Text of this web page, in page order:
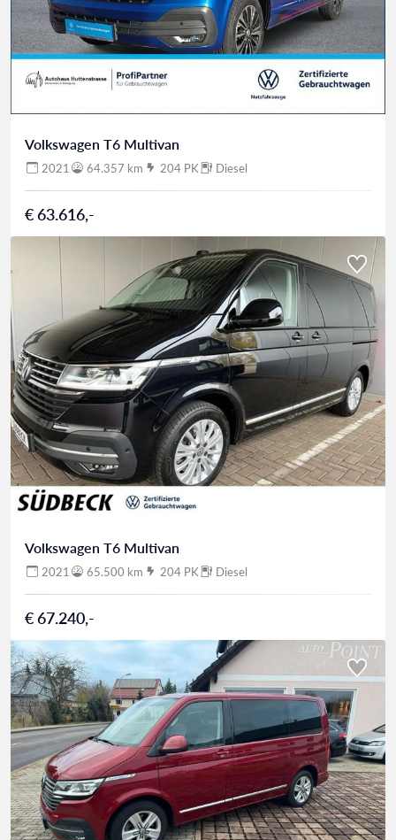
Volkswagen T6 Multivan
2021 64.357 km 204 PK Diesel
€ 63.616,-
Volkswagen T6 Multivan
2021 65.500 km 204 PK Diesel
€ 67.240,-